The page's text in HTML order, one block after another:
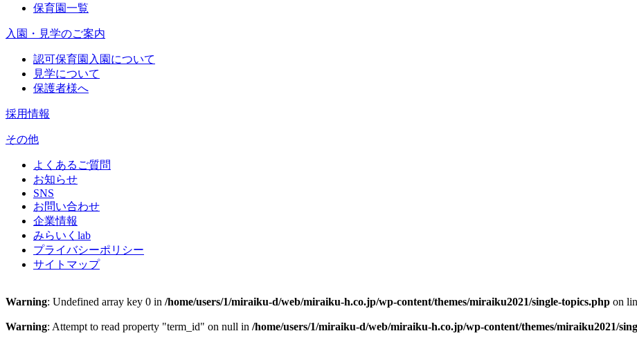
保育園一覧
入園・見学のご案内
認可保育園入園について
見学について
保護者様へ
採用情報
その他
よくあるご質問
お知らせ
SNS
お問い合わせ
企業情報
みらいくlab
プライバシーポリシー
サイトマップ
Warning: Undefined array key 0 in /home/users/1/miraiku-d/web/miraiku-h.co.jp/wp-content/themes/miraiku2021/single-topics.php on
Warning: Attempt to read property "term_id" on null in /home/users/1/miraiku-d/web/miraiku-h.co.jp/wp-content/themes/miraiku2021/